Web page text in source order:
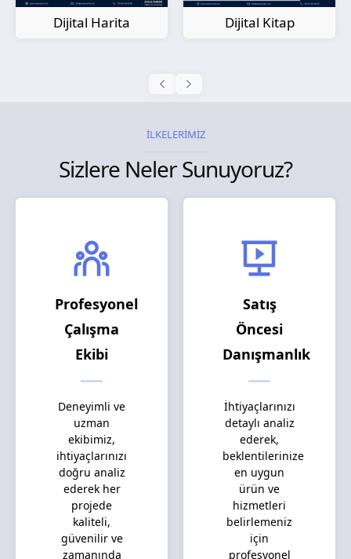
Dijital Kitap
İLKELERİMİZ
Sizlere Neler Sunuyoruz?
Profesyonel
Çalışma
Ekibi
Deneyimli ve
uzman
ekibimiz,
ihtiyaçlarınızı
doğru analiz
ederek her
projede
kaliteli,
güvenilir ve
zamanında
Satış
Öncesi
Danışmanlık
İhtiyaçlarınızı
detaylı analiz
ederek,
beklentilerinize
en uygun
ürün ve
hizmetleri
belirlemeniz
için
profesyonel